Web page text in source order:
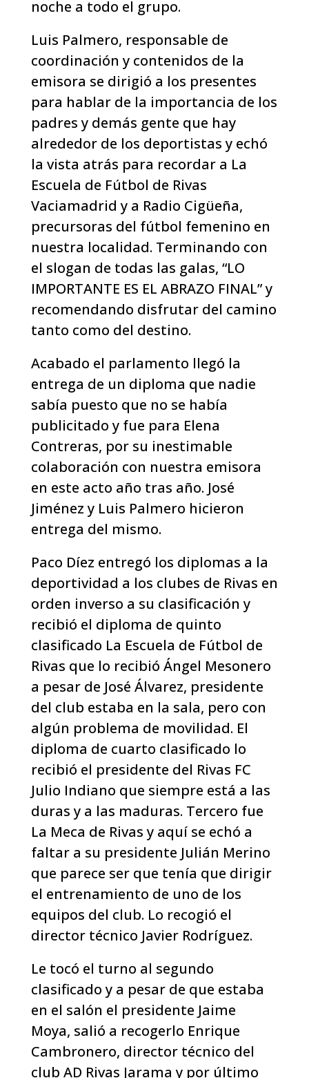
noche a todo el grupo.
Luis Palmero, responsable de
coordinación y contenidos de la
emisora se dirigió a los presentes
para hablar de la importancia de los
padres y demás gente que hay
alrededor de los deportistas y echó
la vista atrás para recordar a La
Escuela de Fútbol de Rivas
Vaciamadrid y a Radio Cigüeña,
precursoras del fútbol femenino en
nuestra localidad. Terminando con
el slogan de todas las galas, “LO
IMPORTANTE ES EL ABRAZO FINAL” y
recomendando disfrutar del camino
tanto como del destino.
Acabado el parlamento llegó la
entrega de un diploma que nadie
sabía puesto que no se había
publicitado y fue para Elena
Contreras, por su inestimable
colaboración con nuestra emisora
en este acto año tras año. José
Jiménez y Luis Palmero hicieron
entrega del mismo.
Paco Díez entregó los diplomas a la
deportividad a los clubes de Rivas en
orden inverso a su clasificación y
recibió el diploma de quinto
clasificado La Escuela de Fútbol de
Rivas que lo recibió Ángel Mesonero
a pesar de José Álvarez, presidente
del club estaba en la sala, pero con
algún problema de movilidad. El
diploma de cuarto clasificado lo
recibió el presidente del Rivas FC
Julio Indiano que siempre está a las
duras y a las maduras. Tercero fue
La Meca de Rivas y aquí se echó a
faltar a su presidente Julián Merino
que parece ser que tenía que dirigir
el entrenamiento de uno de los
equipos del club. Lo recogió el
director técnico Javier Rodríguez.
Le tocó el turno al segundo
clasificado y a pesar de que estaba
en el salón el presidente Jaime
Moya, salió a recogerlo Enrique
Cambronero, director técnico del
club AD Rivas Jarama y por último